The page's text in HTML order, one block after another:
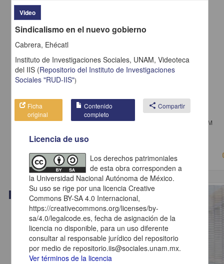
Ley de Extinción de Dominio
Chávez Hernández, Efrén - Instituto de Investigaciones Jurídicas, UNAM
Ciencias Sociales y Económicas
Video
Sindicalismo en el nuevo gobierno
Cabrera, Ehécatl
Instituto de Investigaciones Sociales, UNAM, Videoteca
del IIS (Repositorio del Instituto de Investigaciones
Sociales "RUD-IIS")
Ficha
original
Contenido
completo
share Compartir
Licencia de uso
Los derechos patrimoniales
de esta obra corresponden a
la Universidad Nacional Autónoma de México.
Su uso se rige por una licencia Creative
Commons BY-SA 4.0 Internacional,
https://creativecommons.org/licenses/by-
sa/4.0/legalcode.es, fecha de asignación de la
licencia no disponible, para un uso diferente
consultar al responsable jurídico del repositorio
por medio de repositorio.iis@sociales.unam.mx.
Ver términos de la licencia